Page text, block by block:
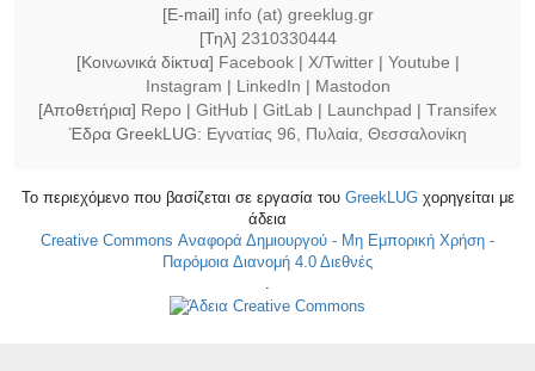
[E-mail] info (at) greeklug.gr
[Τηλ] 2310330444
[Κοινωνικά δίκτυα] Facebook| X/Twitter| Youtube |
Instagram | LinkedIn | Mastodon
[Αποθετήρια] Repo | GitHub | GitLab | Launchpad | Τransifex
Έδρα GreekLUG: Εγνατίας 96, Πυλαία, Θεσσαλονίκη
Το περιεχόμενο που βασίζεται σε εργασία του GreekLUGχορηγείται με
άδεια
Creative Commons Αναφορά Δημιουργού - Μη Εμπορική Χρήση -
Παρόμοια Διανομή 4.0 Διεθνές
.